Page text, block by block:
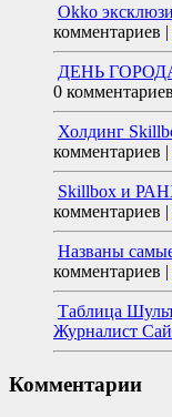
Okko
комментариев |
ДЕНЬ
0 комментариев
Холдинг
комментариев |
Skillbox и
комментариев |
Названы
комментариев |
Таблица
Журналист
Комментарии